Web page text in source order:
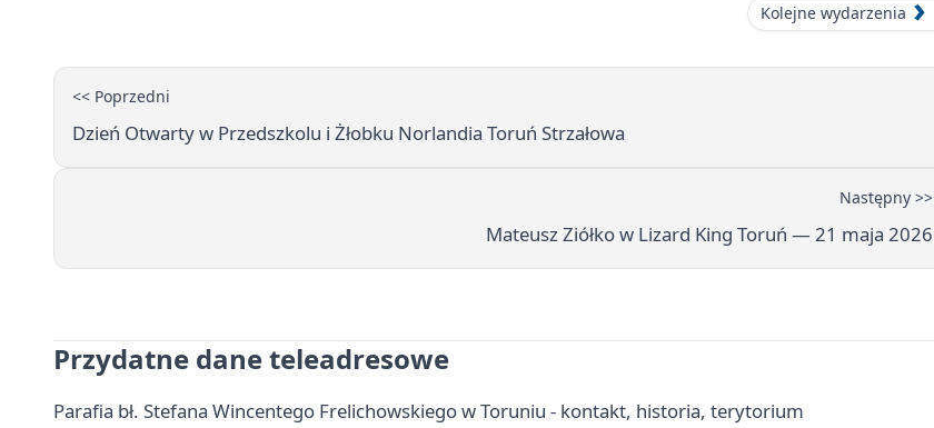
Kolejne wydarzenia
<< Poprzedni
Dzień Otwarty w Przedszkolu i Żłobku Norlandia Toruń Strzałowa
Następny >>
Mateusz Ziółko w Lizard King Toruń — 21 maja 2026
Przydatne dane teleadresowe
Parafia bł. Stefana Wincentego Frelichowskiego w Toruniu - kontakt, historia, terytorium